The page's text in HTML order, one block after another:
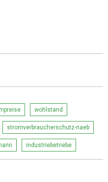
wohlstand
stromverbraucherschutz-naeb
industriebetriebe